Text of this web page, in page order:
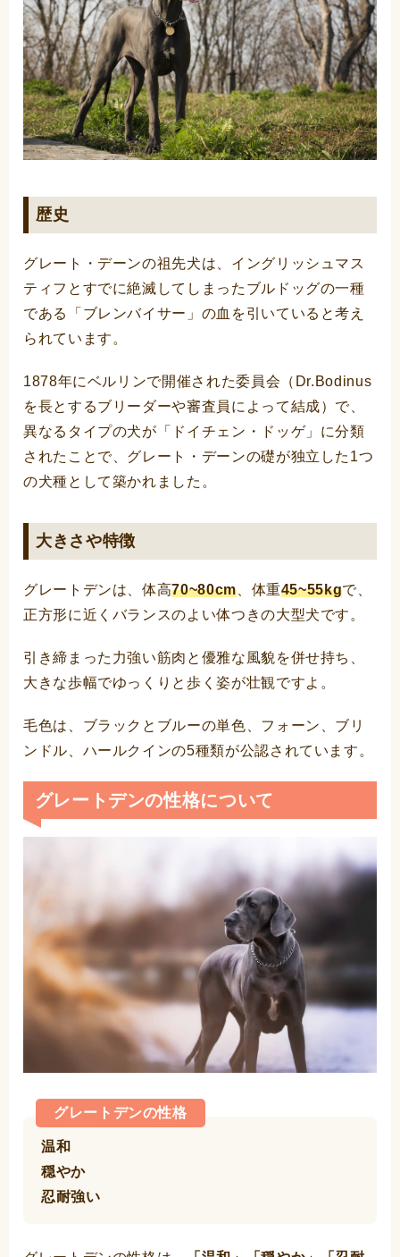
歴史
グレート・デーンの祖先犬は、イングリッシュマス
ティフとすでに絶滅してしまったブルドッグの一種
である「ブレンバイサー」の血を引いていると考え
られています。
1878年にベルリンで開催された委員会（Dr.Bodinus
を長とするブリーダーや審査員によって結成）で、
異なるタイプの犬が「ドイチェン・ドッゲ」に分類
されたことで、グレート・デーンの礎が独立した1つ
の犬種として築かれました。
大きさや特徴
グレートデンは、体高70~80cm、体重45~55kgで、
正方形に近くバランスのよい体つきの大型犬です。
引き締まった力強い筋肉と優雅な風貌を併せ持ち、
大きな歩幅でゆっくりと歩く姿が壮観ですよ。
毛色は、ブラックとブルーの単色、フォーン、ブリ
ンドル、ハールクインの5種類が公認されています。
グレートデンの性格について
グレートデンの性格
温和
穏やか
忍耐強い